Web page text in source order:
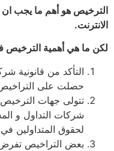
الترخيص هو أهم ما يجب ان
الانترنت.
لكن ما هي أهمية
التأكد من قانونية
حصلت على التراخيص
تتولى جهات الترخيص
شركات التداول و
لحقوق المتداولين
بعض التراخيص